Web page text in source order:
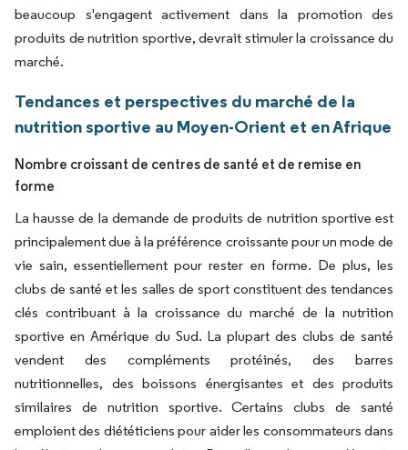
beaucoup s'engagent activement dans la promotion des
produits de nutrition sportive, devrait stimuler la croissance du
marché.
Tendances et perspectives du marché de la
nutrition sportive au Moyen-Orient et en Afrique
Nombre croissant de centres de santé et de remise en
forme
La hausse de la demande de produits de nutrition sportive est
principalement due à la préférence croissante pour un mode de
vie sain, essentiellement pour rester en forme. De plus, les
clubs de santé et les salles de sport constituent des tendances
clés contribuant à la croissance du marché de la nutrition
sportive en Amérique du Sud. La plupart des clubs de santé
vendent des compléments protéinés, des barres
nutritionnelles, des boissons énergisantes et des produits
similaires de nutrition sportive. Certains clubs de santé
emploient des diététiciens pour aider les consommateurs dans